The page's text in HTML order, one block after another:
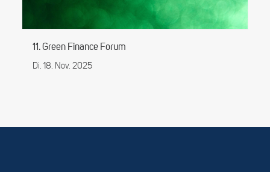
11. Green Finance Forum
Di. 18. Nov. 2025